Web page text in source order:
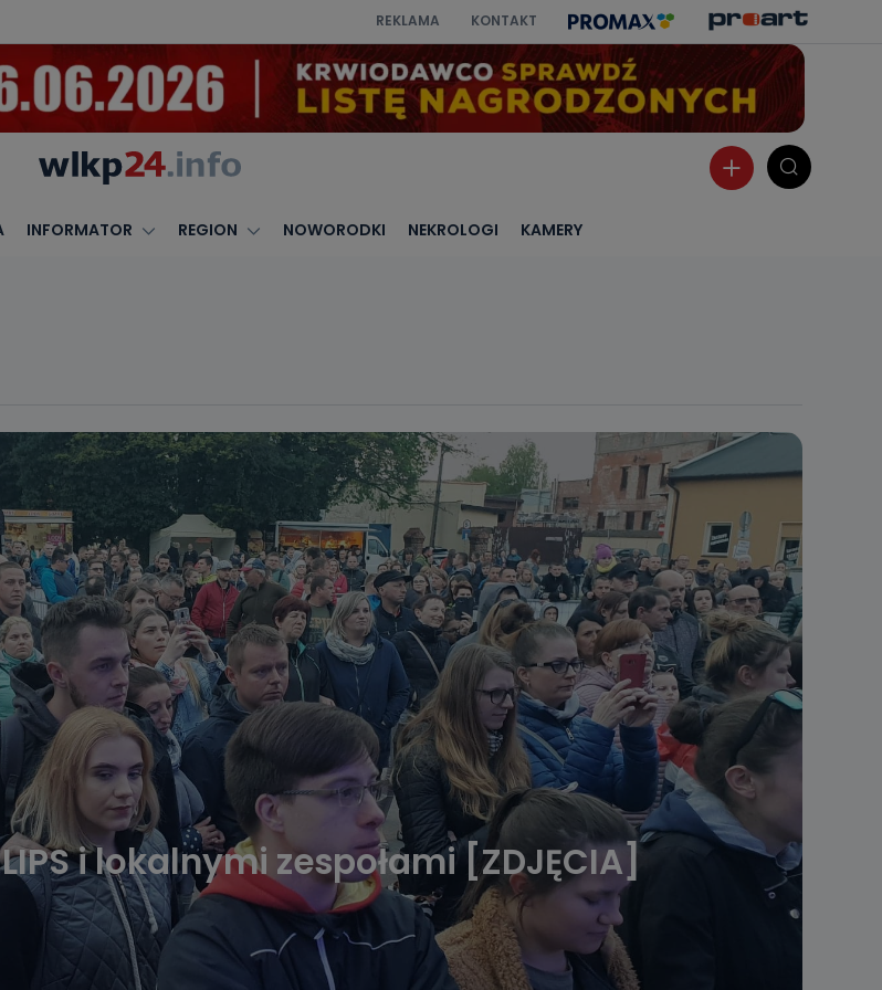
REKLAMA KONTAKT
INFORMATOR REGION NOWORODKI NEKROLOGI KAMERY
i lokalnymi zespołami [ZDJĘCIA]